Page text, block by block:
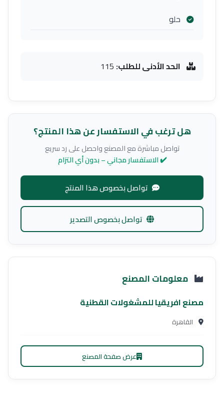
حلو
الحد الأدنى للطلب:
هل ترغب في الاستفسار عن هذا المنتج؟
تواصل مباشرة مع المصنع واحصل على رد سريع
✔️ الاستفسار مجاني – بدون أي التزام
تواصل بخصوص هذا المنتج
تواصل بخصوص التصدير
معلومات المصنع
مصنع افريقيا للمشغولات القطنية
القاهرة
عرض صفحة المصنع